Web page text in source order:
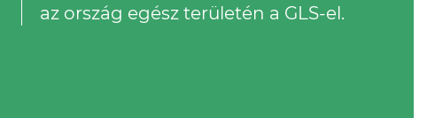
az ország egész területén a GLS-el.